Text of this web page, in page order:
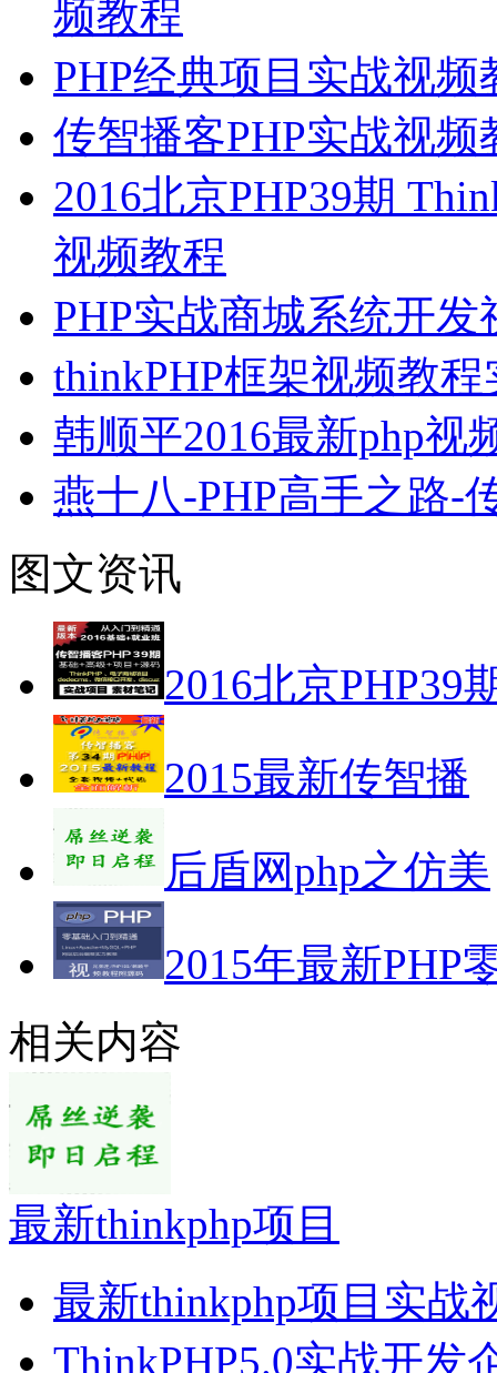
频教程
PHP经典项目实战视频
传智播客PHP实战视
2016北京PHP39期
视频教程
PHP实战商城系统开发
thinkPHP框架视频教
韩顺平2016最新php视
燕十八-PHP高手之路-
图文资讯
2016北京PHP39
2015最新传智播
后盾网php之仿美
2015年最新PHP
相关内容
最新thinkphp项目
最新thinkphp项目实战
ThinkPHP5.0实战开发